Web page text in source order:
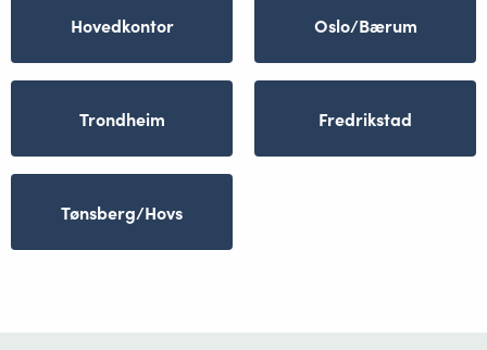
Hovedkontor Oslo/Bærum
Trondheim Fredrikstad
Tønsberg/Hovs